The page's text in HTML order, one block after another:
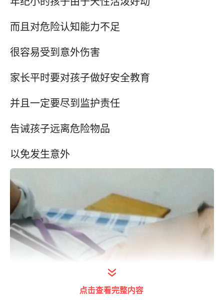
而且对危险认知能力不足
很容易受到意外伤害
家长平时要对孩子做好安全教育
并且一定要尽到监护责任
告诫孩子远离危险物品
以免发生意外
点击查看完整内容